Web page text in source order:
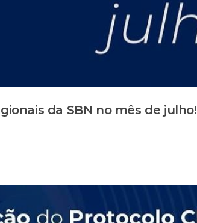
da SBN no mês de julho!